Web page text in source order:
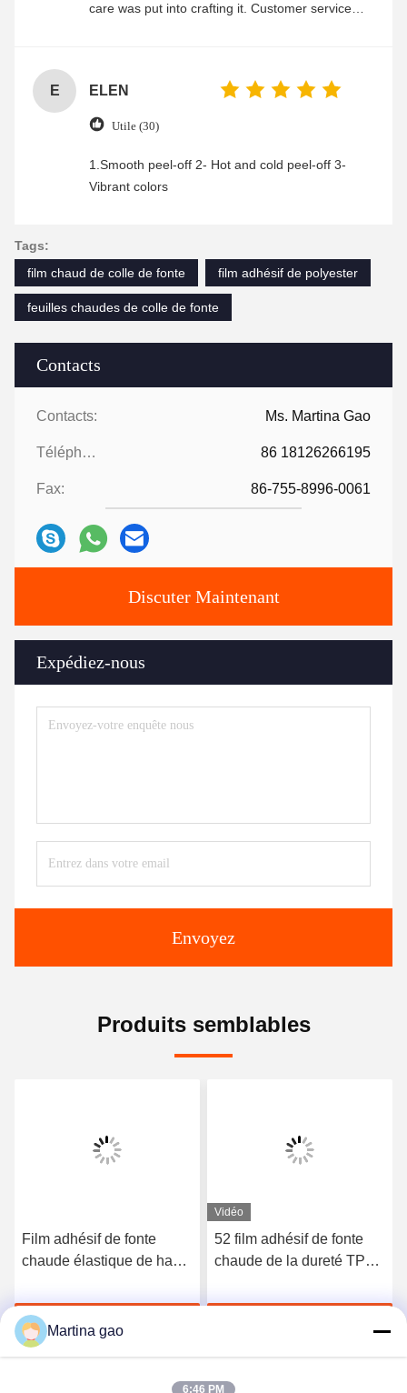
Contacts
Contacts: Ms. Martina Gao
Téléphone: 86 18126266195
Fax: 86-755-8996-0061
Discuter Maintenant
Expédiez-nous
Envoyez
care was put into crafting it. Customer service
E ELEN
Utile (30)
1.Smooth peel-off 2- Hot and cold peel-off 3-
Vibrant colors
Tags:
film chaud de colle de fonte
film adhésif de polyester
feuilles chaudes de colle de fonte
Produits semblables
Film adhésif de fonte
chaude élastique de haute
3412
Discuter Maintenant
Vidéo
52 film adhésif de fonte
chaude de la dureté TPU
vêtements sans couture
Martina gao
6:46 PM